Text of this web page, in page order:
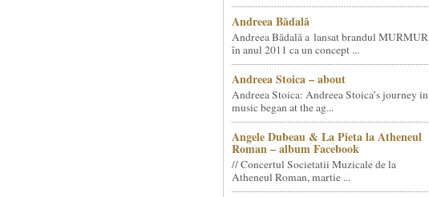
Andreea Bădală
Andreea Bădală a lansat brandul MURMUR
în anul 2011 ca un concept ...
Andreea Stoica – about
Andreea Stoica: Andreea Stoica’s journey in
music began at the ag...
Angele Dubeau & La Pieta la Atheneul
Roman – album Facebook
// Concertul Societatii Muzicale de la
Atheneul Roman, martie ...